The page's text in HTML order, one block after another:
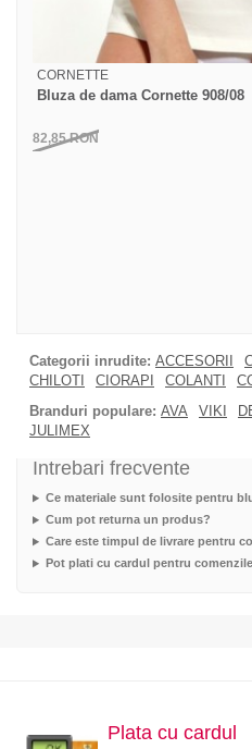
CORNETTE
Bluza de dama Cornette 908/08
82,85RON
Categorii inrudite: ACCESORII
CHILOTI
CIORAPI COLANTI
Branduri populare: AVA VIKI
JULIMEX
Intrebari frecvente
Ce materiale sunt folosite pentru
Cum pot returna un produs?
Care este timpul de livrare pentru
Pot plati cu cardul pentru
Plata cu cardul